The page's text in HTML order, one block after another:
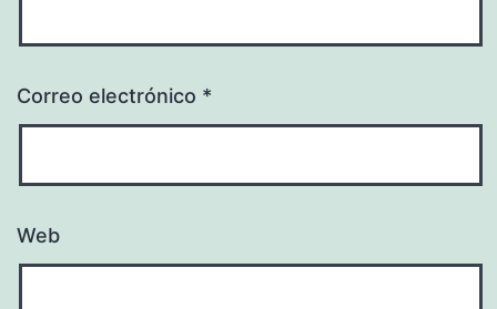
Correo electrónico *
Web